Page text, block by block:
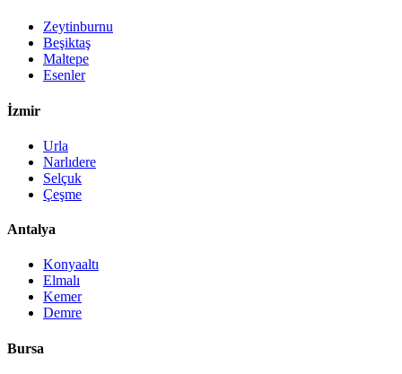
Zeytinburnu
Beşiktaş
Maltepe
Esenler
İzmir
Urla
Narlıdere
Selçuk
Çeşme
Antalya
Konyaaltı
Elmalı
Kemer
Demre
Bursa